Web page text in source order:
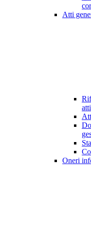
Atti
Oneri